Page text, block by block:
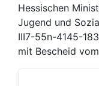
Hessischen
Jugend und
III7-55n-4145-
mit Bescheid